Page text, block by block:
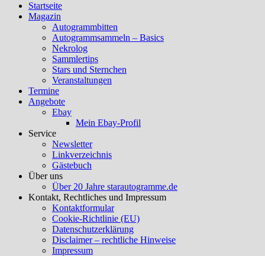
Startseite
Magazin
Autogrammbitten
Autogrammsammeln – Basics
Nekrolog
Sammlertips
Stars und Sternchen
Veranstaltungen
Termine
Angebote
Ebay
Mein Ebay-Profil
Service
Newsletter
Linkverzeichnis
Gästebuch
Über uns
Über 20 Jahre starautogramme.de
Kontakt, Rechtliches und Impressum
Kontaktformular
Cookie-Richtlinie (EU)
Datenschutzerklärung
Disclaimer – rechtliche Hinweise
Impressum